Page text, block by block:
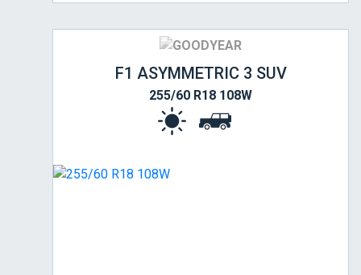
F1 ASYMMETRIC 3 SUV
255/60 R18 108W